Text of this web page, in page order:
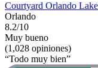
Courtyard Orlando
Orlando
8.2/10
Muy bueno
(1,028 opiniones)
“Todo muy bien”